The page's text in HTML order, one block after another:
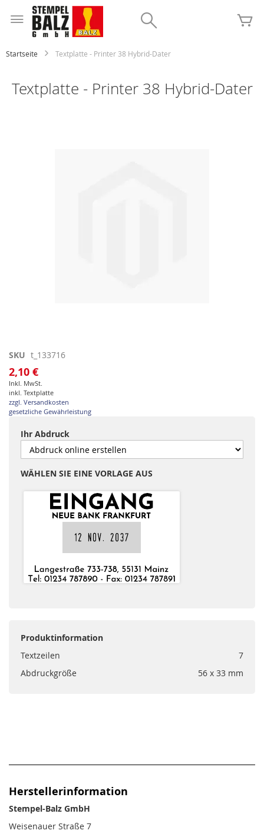
Inhalt
springen
Startseite Textplatte - Printer 38 Hybrid-Dater
Textplatte - Printer 38 Hybrid-Dater
Zum
Anfang
der
Bildgalerie
springen
SKU t_133716
2,10 €
Inkl. MwSt.
inkl. Textplatte
zzgl. Versandkosten
gesetzliche Gewährleistung
Ihr Abdruck
WÄHLEN SIE EINE VORLAGE AUS
Produktinformation
Textzeilen
7
Abdruckgröße
56 x 33 mm
Herstellerinformation
Stempel-Balz GmbH
Weisenauer Straße 7